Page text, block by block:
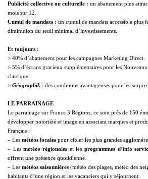
Publicité collective ou culturelle : un abattement plus
mois sur 12.
Cumul de mandats : un cumul de mandats accessible plus
diminution du seuil minimal d’investissements.
Et toujours :
> 40% d’abattement pour les campagnes Marketing Direct.
> 5% d’écrans gracieux supplémentaires pour les
classique.
> Géographik : des conditions avantageuses pour les
LE PARRAINAGE
Le parrainage sur France 3 Régions, ce sont près de 150
développer notoriété et image en associant marques et
Français :
– Les météos locales pour cibler les plus grandes
– Lesmétéos régionales et lesprogrammes d’info
offrent une présence quotidienne.
– Les météos saisonnières (météo des plages, météo des
habitants d’une région et les vacanciers qui y séjournent.